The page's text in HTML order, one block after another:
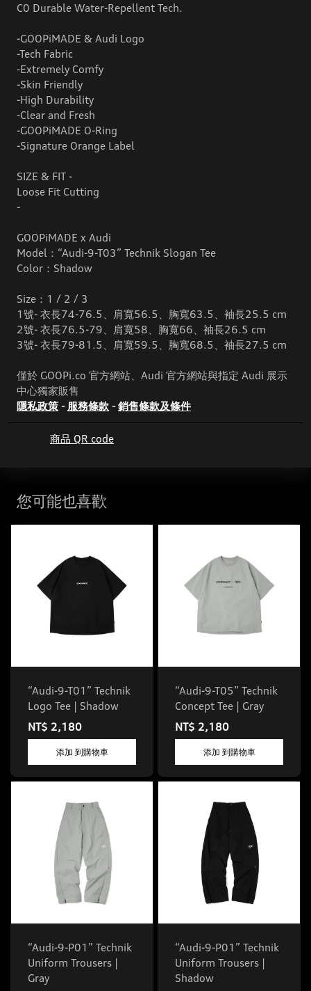
C0 Durable Water-Repellent Tech.
-GOOPiMADE & Audi Logo
-Tech Fabric
-Extremely Comfy
-Skin Friendly
-High Durability
-Clear and Fresh
-GOOPiMADE O-Ring
-Signature Orange Label
SIZE & FIT -
Loose Fit Cutting
-
GOOPiMADE x Audi
Model：“Audi-9-T03” Technik Slogan Tee
Color：Shadow
Size：1 / 2 / 3
1號- 衣長74-76.5、肩寬56.5、胸寬63.5、袖長25.5 cm
2號- 衣長76.5-79、肩寬58、胸寬66、袖長26.5 cm
3號- 衣長79-81.5、肩寬59.5、胸寬68.5、袖長27.5 cm
僅於 GOOPi.co 官方網站、Audi 官方網站與指定 Audi 展示
中心獨家販售
隱私政策 - 服務條款 -銷售條款及條件
商品 QR code
您可能也喜歡
“Audi-9-T01” Technik
Logo Tee | Shadow
NT$ 2,180
添加 到購物車
“Audi-9-T05” Technik
Concept Tee | Gray
NT$ 2,180
添加 到購物車
“Audi-9-P01” Technik
Uniform Trousers |
Gray
“Audi-9-P01” Technik
Uniform Trousers |
Shadow